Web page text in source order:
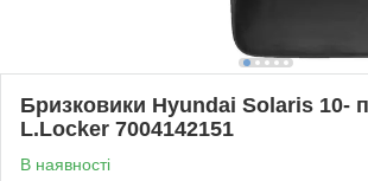
Бризковики Hyundai Solaris 10-
L.Locker 7004142151
В наявності